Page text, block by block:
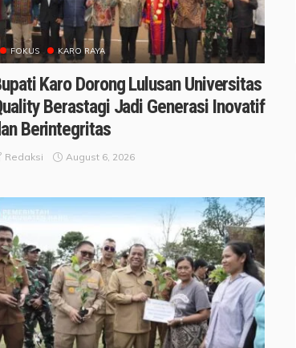
FOKUS KARO RAYA
Karo Dorong Lulusan Universitas
Berastagi Jadi Generasi Inovatif
Berintegritas
Redaksi August 6, 2026